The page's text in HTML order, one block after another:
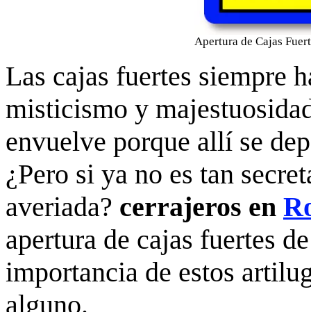
Apertura de Cajas
Las cajas fuertes siempre
misticismo y
envuelve porque allí se
¿Pero si ya no es tan
averiada? cerrajeros en
apertura de cajas fuertes
importancia de estos
alguno.